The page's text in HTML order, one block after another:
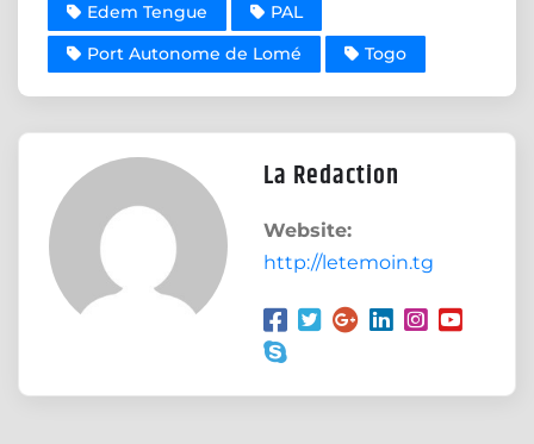
Edem Tengue
PAL
Port Autonome de Lomé
Togo
La Redaction
Website:
http://letemoin.tg